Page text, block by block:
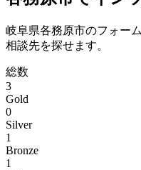
岐阜県各務原市のフォー
相談先を探せます。
総数
3
Gold
0
Silver
1
Bronze
1